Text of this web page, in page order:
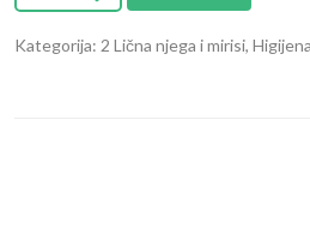
Kategorija: 2 Lična njega i mirisi,